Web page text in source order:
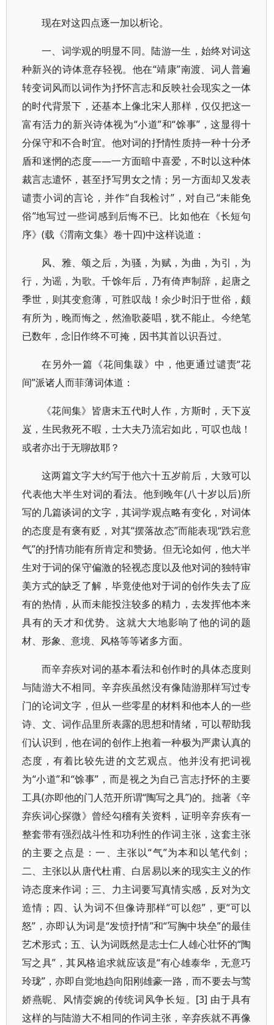
现在对这四点逐一加以析论。
一、词学观的明显不同。陆游一生，始终对词这
种新兴的诗体意存轻视。他在“靖康”南渡、词人普遍
转变词风而以词作为抒怀言志和反映社会现实之一体
的时代背景下，还基本上像北宋人那样，仅仅把这一
富有活力的新兴诗体视为“小道”和“馀事”，这显得十
分保守和不合时宜。他对词的抒情性质持一种十分矛
盾和迷惘的态度——一方面暗中喜爱，不时以这种体
裁言志遣怀，甚至抒写男女之情；另一方面却又发表
谴责小词的言论，并作“自我检讨”，对自己“未能免
俗”地写过一些词感到后悔不已。比如他在《长短句
序》(载《渭南文集》卷十四)中这样说道：
风、雅、颂之后，为骚，为赋，为曲，为引，为
行，为谣，为歌。千馀年后，乃有倚声制辞，起唐之
季世，则其变愈薄，可胜叹哉！余少时汩于世俗，颇
有所为，晚而悔之，然渔歌菱唱，犹不能止。今绝笔
已数年，念旧作终不可掩，因书其首以识吾过。
在另外一篇《花间集跋》中，他更通过谴责“花
间”派诸人而菲薄词体道：
《花间集》皆唐末五代时人作，方斯时，天下岌
岌，生民救死不暇，士大夫乃流宕如此，可叹也哉！
或者亦出于无聊故耶？
这两篇文字大约写于他六十五岁前后，大致可以
代表他大半生对词的看法。他到晚年(八十岁以后)所
写的几篇谈词的文字，其词学观点略有变化，对词体
的态度是有褒有贬，对其“摆落故态”而能表现“跌宕意
气”的抒情功能有所肯定和赞扬。但无论如何，他大半
生对于词的保守偏激的轻视态度以及他对词的独特审
美方式的缺乏了解，毕竟使他对于词的创作失去了应
有的热情，从而未能投注较多的精力，去发挥他本来
具有的天才和优势。这就大大地影响了他的词的题
材、形象、意境、风格等等诸多方面。
而辛弃疾对词的基本看法和创作时的具体态度则
与陆游大不相同。辛弃疾虽然没有像陆游那样写过专
门的论词文字，但从一些零星的材料和他本人的一些
诗、文、词作品里所表露的思想和情绪，可以帮助我
们认识到，他在词的创作上抱着一种极为严肃认真的
态度，有着比较先进的文艺观点。他并没有把词视
为“小道”和“馀事”，而是视之为自己言志抒怀的主要
工具(亦即他的门人范开所谓“陶写之具”)的。拙著《辛
弃疾词心探微》曾经勾稽有关资料，证明辛弃疾有一
整套带有强烈战斗性和功利性的作词主张，这套主张
的主要之点是：一、主张以“气”为本和以笔代剑；
二、主张以从唐代杜甫、白居易以来的现实主义的作
诗态度来作词；三、力主词要写真情实感，反对为文
造情；四、认为词不但像诗那样“可以怨”，更“可以
怒”，亦即认为词是“发愤抒情”和“写胸中块垒”的最佳
艺术形式；五、认为词既然是志士仁人雄心壮怀的“陶
写之具”，其风格追求就应该是“有心雄泰华，无意巧
玲珑”，亦即自觉地趋向阳刚雄豪一路，而不要去与莺
娇燕昵、风情娈婉的传统词风争长短。[3] 由于具有
这样的与陆游大不相同的作词主张，辛弃疾就不再像